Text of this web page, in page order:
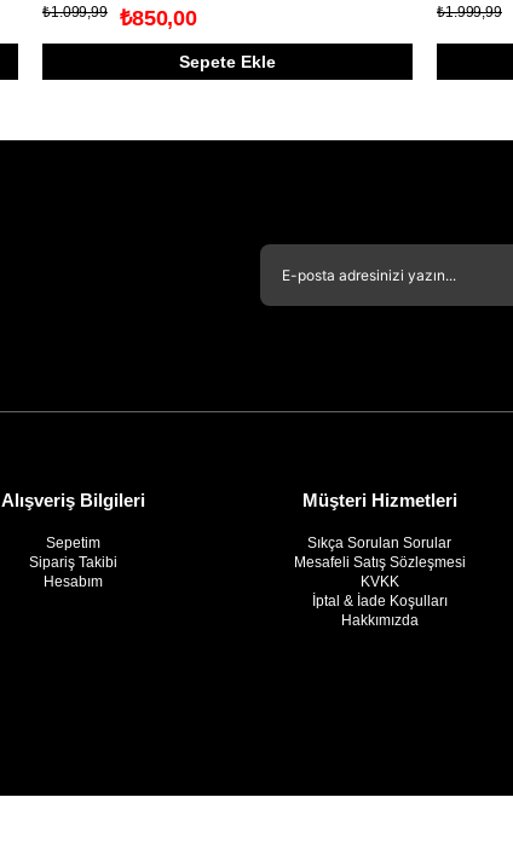
₺850,00
₺1.099,99
Sepete Ekle
₺1.999,99
Alışveriş Bilgileri
Sepetim
Sipariş Takibi
Hesabım
Müşteri Hizmetleri
Sıkça Sorulan Sorular
Mesafeli Satış Sözleşmesi
KVKK
İptal & İade Koşulları
Hakkımızda